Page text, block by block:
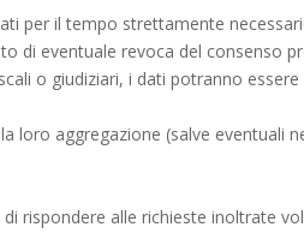
per il tempo strettamente
di eventuale revoca del consenso
o giudiziari, i dati potranno
loro aggregazione (salve eventuali
rispondere alle richieste inoltrate